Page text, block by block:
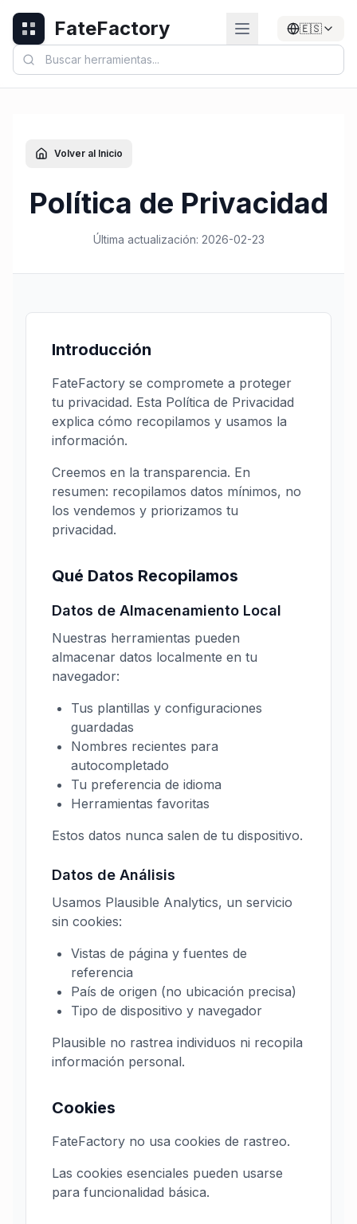
FateFactory 🇪🇸
Volver al Inicio
Política de Privacidad
Última actualización: 2026-02-23
Introducción
FateFactory se compromete a proteger
tu privacidad. Esta Política de Privacidad
explica cómo recopilamos y usamos la
información.
Creemos en la transparencia. En
resumen: recopilamos datos mínimos, no
los vendemos y priorizamos tu
privacidad.
Qué Datos Recopilamos
Datos de Almacenamiento Local
Nuestras herramientas pueden
almacenar datos localmente en tu
navegador:
Tus plantillas y configuraciones
guardadas
Nombres recientes para
autocompletado
Tu preferencia de idioma
Herramientas favoritas
Estos datos nunca salen de tu dispositivo.
Datos de Análisis
Usamos Plausible Analytics, un servicio
sin cookies:
Vistas de página y fuentes de
referencia
País de origen (no ubicación precisa)
Tipo de dispositivo y navegador
Plausible no rastrea individuos ni recopila
información personal.
Cookies
FateFactory no usa cookies de rastreo.
Las cookies esenciales pueden usarse
para funcionalidad básica.